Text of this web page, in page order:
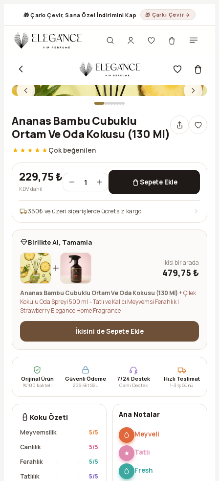
🎁 Çarkı Çevir, Sana Özel İndirimini Kap 🎁 Çarkı Çevir →
Ananas Bambu Cubuklu
Ortam Ve Oda Kokusu (130 Ml)
Çok beğenilen
229,75 ₺
KDV dahil
1 Sepete Ekle
350₺ ve üzeri siparişlerde ücretsiz kargo
Birlikte Al, Tamamla
İkisi bir arada
479,75 ₺
Ananas Bambu Cubuklu Ortam Ve Oda Kokusu (130 Ml)+Çilek
Kokulu Oda Spreyi 500 ml – Tatlı ve Kalıcı Meyvemsi Ferahlık |
Strawberry Elegance Home Fragrance
İkisini de Sepete Ekle
Orijinal Ürün
%100 kaliteli
Güvenli Ödeme
256-Bit SSL
7/24 Destek
Canlı Destek
Hızlı Teslimat
1-3 İş Günü
Koku Özeti
Meyvemsilik 5/5
Canlılık 5/5
Ferahlık 5/5
Tatlılık 5/5
Ana Notalar
Meyveli
Tatlı
Fresh